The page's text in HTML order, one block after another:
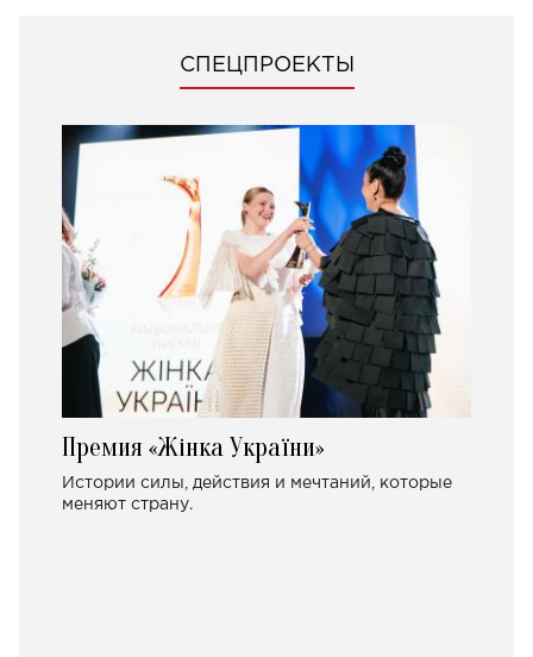
СПЕЦПРОЕКТЫ
Премия «Жінка України»
Истории силы, действия и мечтаний, которые
меняют страну.